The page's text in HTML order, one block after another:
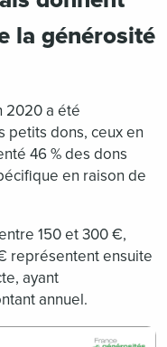
la générosité
2020 a été
petits dons, ceux en
46 % des dons
en raison de
150 et 300 €,
représentent ensuite
ayant
annuel.